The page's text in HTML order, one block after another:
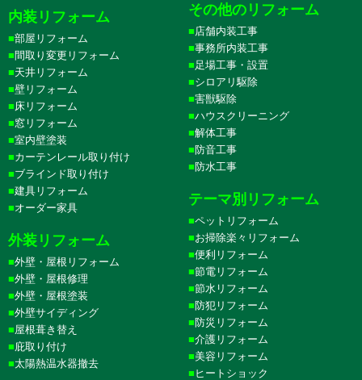
内装リフォーム
部屋リフォーム
間取り変更リフォーム
天井リフォーム
壁リフォーム
床リフォーム
窓リフォーム
室内壁塗装
カーテンレール取り付け
ブラインド取り付け
建具リフォーム
オーダー家具
外装リフォーム
外壁・屋根リフォーム
外壁・屋根修理
外壁・屋根塗装
外壁サイディング
屋根葺き替え
庇取り付け
太陽熱温水器撤去
その他のリフォーム
店舗内装工事
事務所内装工事
足場工事・設置
シロアリ駆除
害獣駆除
ハウスクリーニング
解体工事
防音工事
防水工事
テーマ別リフォーム
ペットリフォーム
お掃除楽々リフォーム
便利リフォーム
節電リフォーム
節水リフォーム
防犯リフォーム
防災リフォーム
介護リフォーム
美容リフォーム
ヒートショック